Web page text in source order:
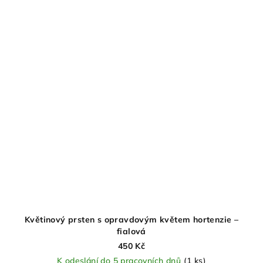
Květinový prsten s opravdovým květem hortenzie –
fialová
450 Kč
K odeslání do 5 pracovních dnů (1 ks)